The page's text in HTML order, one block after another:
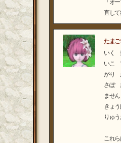
「オ
直し
たま
いく
いこ
がり
さぽ
ませ
きょ
りゅ
これ